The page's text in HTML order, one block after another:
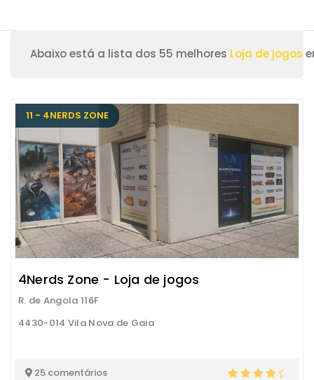
Abaixo está a lista dos 55 melhores Loja de jogos
11 - 4NERDS ZONE
4Nerds Zone - Loja de jogos
R. de Angola 116F
4430-014 Vila Nova de Gaia
25 comentários